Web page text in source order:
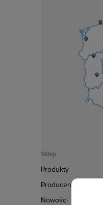
Sklep
Produkty
Producenci
Nowości